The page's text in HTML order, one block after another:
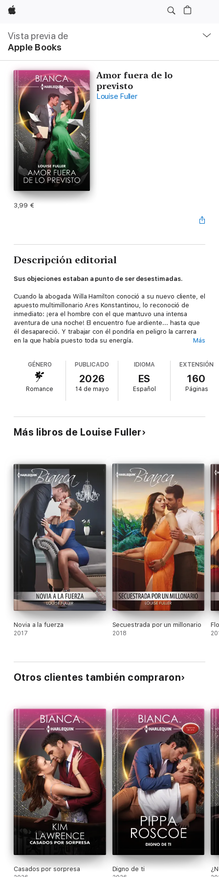
Apple
Vista previa de
Apple Books
local
Abrir
menú
Amor fuera de lo
previsto
Louise Fuller
3,99 €
Descripción editorial
Sus objeciones estaban a punto de ser desestimadas.
Cuando la abogada Willa Hamilton conoció a su nuevo cliente, el
apuesto multimillonario Ares Konstantinou, lo reconoció de
inmediato: ¡era el hombre con el que mantuvo una intensa
aventura de una noche! El encuentro fue ardiente... hasta que
él desapareció. Y trabajar con él pondría en peligro la carrera
en la que había puesto toda su energía.
incuestionable y en cuanto se dio cuenta del modo en que le
atraía Willa, le pidió que trasladase el despacho a su isla
griega. Pero al descubrir que estaba embarazada, ¿acabarían el
deber y el deseo por derribar las barreras que había levantado
a raíz de una traición?
Más
GÉNERO
Romance
PUBLICADO
2026
14 de mayo
IDIOMA
ES
Español
EXTENSIÓN
160
Páginas
Más libros de Louise Fuller
Novia a la fuerza
2017
Secuestrada por un millonario
2018
Otros clientes también compraron
Casados por sorpresa Digno de ti